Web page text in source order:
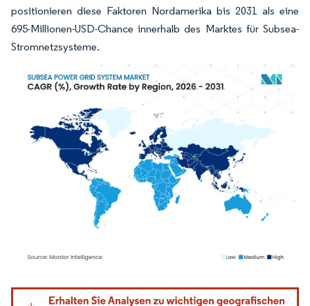
positionieren diese Faktoren Nordamerika bis 2031 als eine
695-Millionen-USD-Chance innerhalb des Marktes für Subsea-
Stromnetzsysteme.
Bild © Mordor Intelligence. Wiederverwendung erfordert Namensnennung gemäß